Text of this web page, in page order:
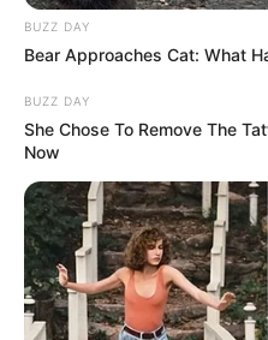
BUZZ DAY
Bear Approaches Cat: What
BUZZ DAY
She Chose To Remove The
Now